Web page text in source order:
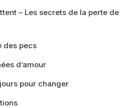
– Les secrets de la perte de
des pecs
d’amour
pour changer